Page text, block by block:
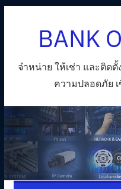
BANK
จำหน่าย ให้เช่า และติด
ความปลอดภัย